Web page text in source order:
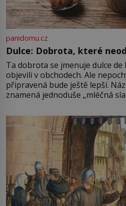
panidomu.cz
Dulce: Dobrota, které
Ta dobrota se jmenuje dulce de
objevili v obchodech. Ale
připravená bude ještě lepší.
znamená jednoduše „mléčná
pře hned několik
Francie, kde se traduje,